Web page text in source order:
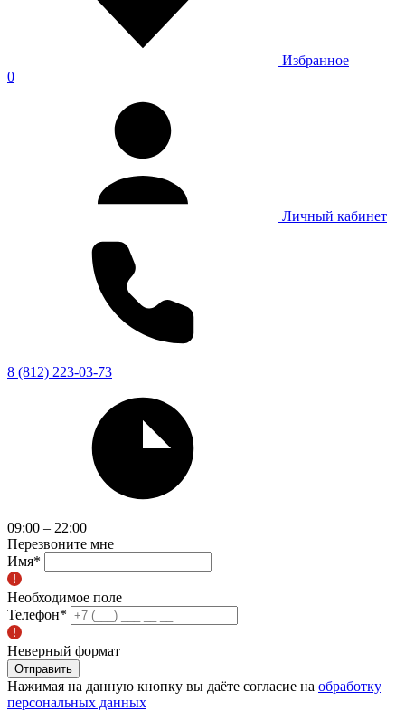
Избранное
0
Личный кабинет
8 (812) 223-03-73
09:00 – 22:00
Перезвоните мне
Имя*
Необходимое поле
Телефон*
Неверный формат
Отправить
Нажимая на данную кнопку вы даёте согласие на обработку
персональных данных